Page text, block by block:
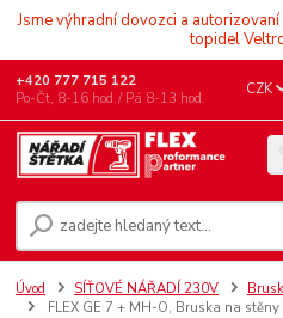
Jsme výhradní dovozci a
topidel
CZK
+420 777 715 122
Po-Čt, 8-16 hod./ Pá 8-13 hod.
Úvod SÍŤOVÉ NÁŘADÍ 230V
FLEX GE 7 + MH-O, Bruska na